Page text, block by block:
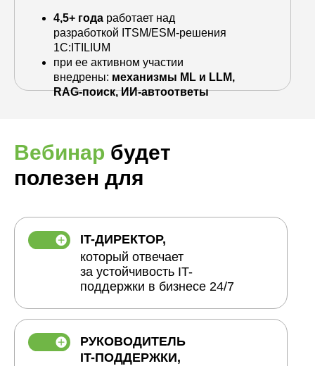
4,5+ года работает над
разработкой ITSM/ESM-решения
1С:ITILIUM
при ее активном участии
внедрены: механизмы ML и LLM,
RAG-поиск, ИИ-автоответы
Вебинар будет
полезен для
РУКОВОДИТЕЛЬ
IT-ПОДДЕРЖКИ,
IT-ДИРЕКТОР,
который отвечает
за устойчивость IT-
поддержки в бизнесе 24/7